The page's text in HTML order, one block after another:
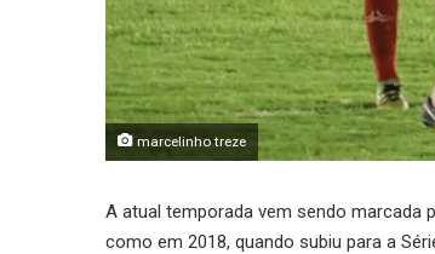
marcelinho treze
A atual temporada vem sendo marcada
como em 2018, quando subiu para a